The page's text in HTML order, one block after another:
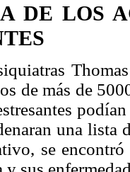
DE LOS
de más de
una lista
se